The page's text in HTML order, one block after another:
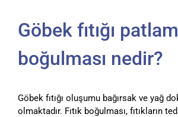
Göbek fıtığı
boğulması nedir?
Göbek fıtığı oluşumu bağırsak ve yağ
olmaktadır. Fıtık boğulması, fıtıkların